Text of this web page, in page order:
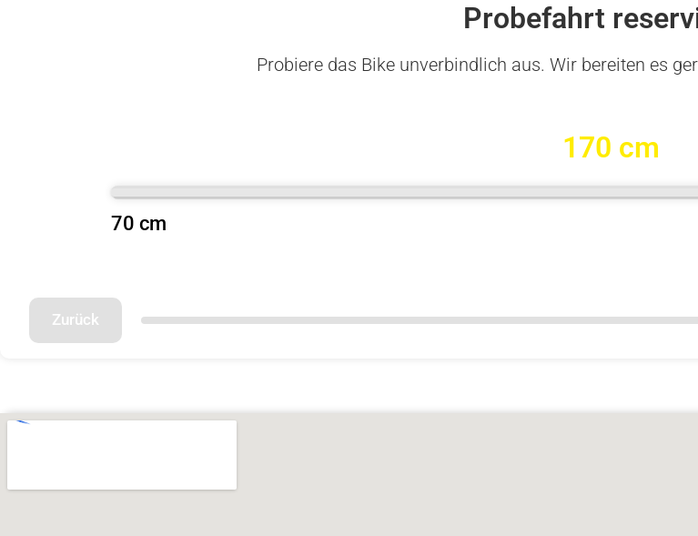
Probefahrt
Probiere das Bike unverbindlich aus. Wir bereiten es
170 cm
70 cm
Zurück